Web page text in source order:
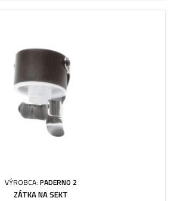
VÝROBCA: PADERNO 2
ZÁTKA NA SEKT